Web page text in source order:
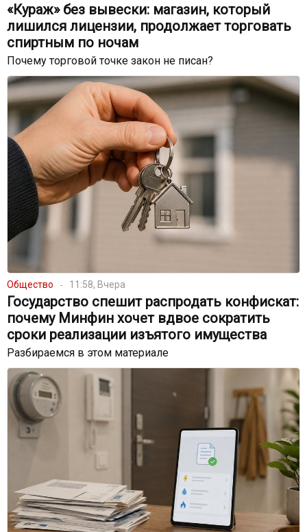
«Кураж» без вывески: магазин, который
лишился лицензии, продолжает торговать
спиртным по ночам
Почему торговой точке закон не писан?
Общество 11:58, Вчера
Государство спешит распродать конфискат:
почему Минфин хочет вдвое сократить
сроки реализации изъятого имущества
Разбираемся в этом материале